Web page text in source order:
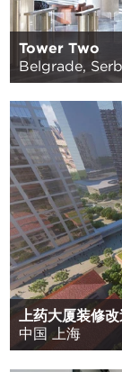
Tower Two
Belgrade,
上药大厦装修
中国 上海